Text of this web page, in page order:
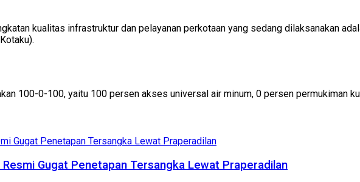
kualitas infrastruktur dan pelayanan perkotaan yang sedang dilaksanakan
100-0-100, yaitu 100 persen akses universal air minum, 0 persen permukiman
Gugat Penetapan Tersangka Lewat Praperadilan